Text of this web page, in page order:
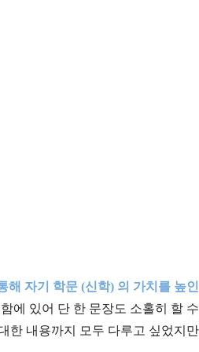
해 자기 학문 (신학) 의 가치를 높
에 있어 단 한 문장도 소홀히 할
한 내용까지 모두 다루고 싶었지